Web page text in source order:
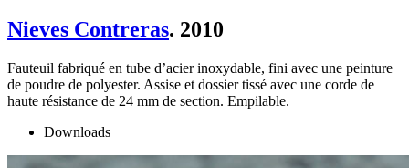
Nieves Contreras. 2010
Fauteuil fabriqué en tube d’acier inoxydable, fini avec une peinture
de poudre de polyester. Assise et dossier tissé avec une corde de
haute résistance de 24 mm de section. Empilable.
Downloads